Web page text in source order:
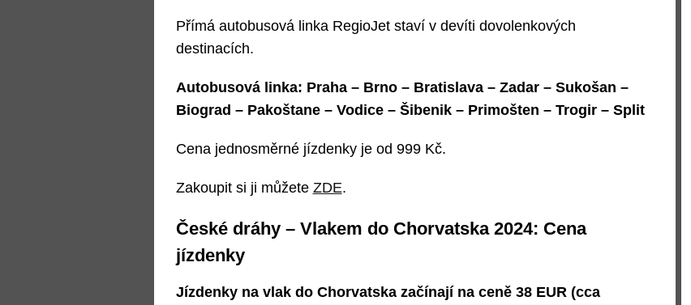
Přímá autobusová linka RegioJet staví v devíti dovolenkových
destinacích.
Autobusová linka: Praha – Brno – Bratislava – Zadar – Sukošan –
Biograd – Pakoštane – Vodice – Šibenik – Primošten – Trogir – Split
Cena jednosměrné jízdenky je od 999 Kč.
Zakoupit si ji můžete ZDE.
České dráhy – Vlakem do Chorvatska 2024: Cena
jízdenky
Jízdenky na vlak do Chorvatska začínají na ceně 38 EUR (cca